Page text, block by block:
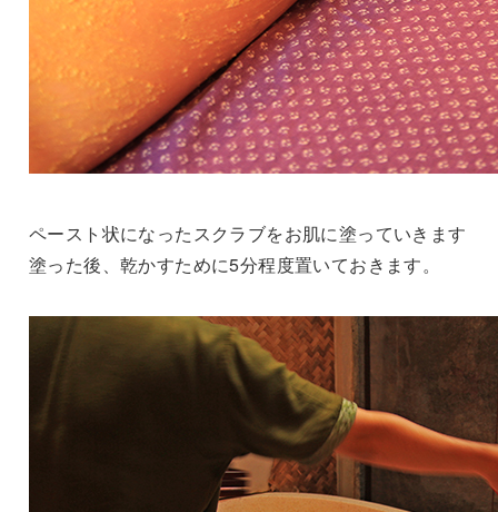
ペースト状になったスクラブをお肌に塗っていきます
塗った後、乾かすために5分程度置いておきます。